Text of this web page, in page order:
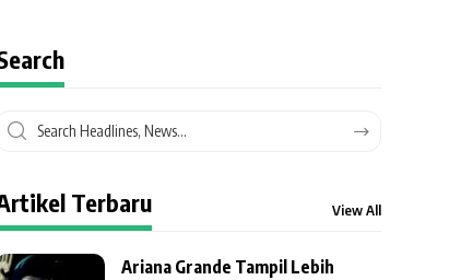
Terbaru View All
Ariana Grande Tampil Lebih